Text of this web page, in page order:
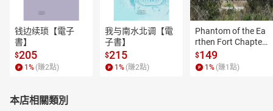
钱边续琐【電子
書】
$205
1 % (賺2點)
我与南水北调【電
子書】
$215
1 % (賺2點)
Phantom of the Ea
rthen Fort Chapter
4【有聲書】
$149
1 % (賺1 點)
本店相關類別